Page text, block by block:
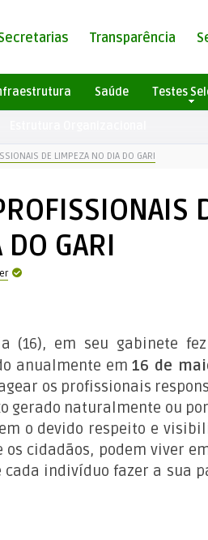
Transparência
Saúde Testes
DE LIMPEZA NO DIA DO GARI
GARI
(16), em seu gabinete
anualmente em16 de
os profissionais
gerado naturalmente ou
o devido respeito e
cidadãos, podem viver
indivíduo fazer a sua